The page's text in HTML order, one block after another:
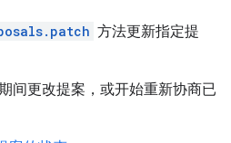
方法更新指定提
间更改提案，或开始重新协商已